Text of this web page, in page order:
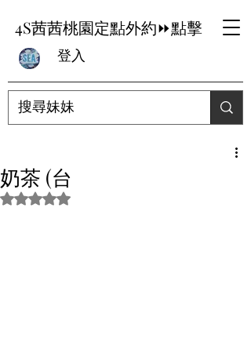
4S茜茜桃園定點外約⏩點擊
登入
奶茶 (台
評等為 NaN（最高為 5 顆星）。